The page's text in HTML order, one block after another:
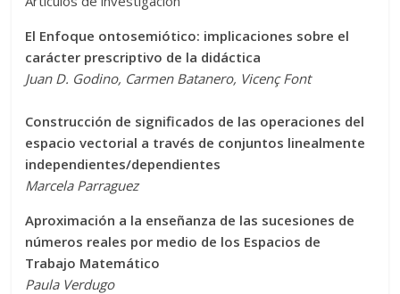
El Enfoque ontosemiótico: implicaciones sobre el
carácter prescriptivo de la didáctica
Juan D. Godino, Carmen Batanero, Vicenç Font
Construcción de significados de las operaciones del
espacio vectorial a través de conjuntos linealmente
independientes/dependientes
Marcela Parraguez
Aproximación a la enseñanza de las sucesiones de
números reales por medio de los Espacios de
Trabajo Matemático
Paula Verdugo